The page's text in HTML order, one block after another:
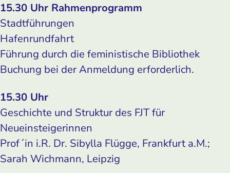
15.30 Uhr Rahmenprogramm
Stadtführungen
Hafenrundfahrt
Führung durch die feministische Bibliothek
Buchung bei der Anmeldung erforderlich.
15.30 Uhr
Geschichte und Struktur des FJT für
Neueinsteigerinnen
Prof´in i.R. Dr. Sibylla Flügge, Frankfurt a.M.;
Sarah Wichmann, Leipzig